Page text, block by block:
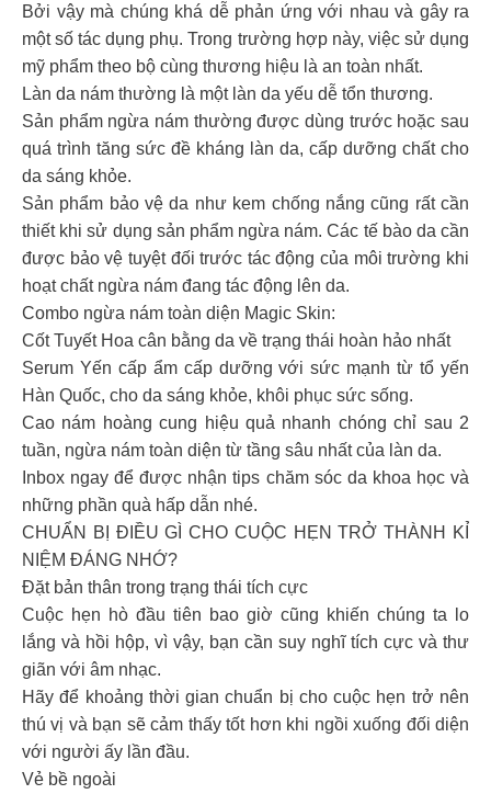
Bởi vậy mà chúng khá dễ phản ứng với nhau và gây ra
một số tác dụng phụ. Trong trường hợp này, việc sử dụng
mỹ phẩm theo bộ cùng thương hiệu là an toàn nhất.
Làn da nám thường là một làn da yếu dễ tổn thương.
Sản phẩm ngừa nám thường được dùng trước hoặc sau
quá trình tăng sức đề kháng làn da, cấp dưỡng chất cho
da sáng khỏe.
Sản phẩm bảo vệ da như kem chống nắng cũng rất cần
thiết khi sử dụng sản phẩm ngừa nám. Các tế bào da cần
được bảo vệ tuyệt đối trước tác động của môi trường khi
hoạt chất ngừa nám đang tác động lên da.
Combo ngừa nám toàn diện Magic Skin:
Cốt Tuyết Hoa cân bằng da về trạng thái hoàn hảo nhất
Serum Yến cấp ẩm cấp dưỡng với sức mạnh từ tổ yến
Hàn Quốc, cho da sáng khỏe, khôi phục sức sống.
Cao nám hoàng cung hiệu quả nhanh chóng chỉ sau 2
tuần, ngừa nám toàn diện từ tầng sâu nhất của làn da.
Inbox ngay để được nhận tips chăm sóc da khoa học và
những phần quà hấp dẫn nhé.
CHUẨN BỊ ĐIỀU GÌ CHO CUỘC HẸN TRỞ THÀNH KỈ
NIỆM ĐÁNG NHỚ?
Đặt bản thân trong trạng thái tích cực
Cuộc hẹn hò đầu tiên bao giờ cũng khiến chúng ta lo
lắng và hồi hộp, vì vậy, bạn cần suy nghĩ tích cực và thư
giãn với âm nhạc.
Hãy để khoảng thời gian chuẩn bị cho cuộc hẹn trở nên
thú vị và bạn sẽ cảm thấy tốt hơn khi ngồi xuống đối diện
với người ấy lần đầu.
Vẻ bề ngoài